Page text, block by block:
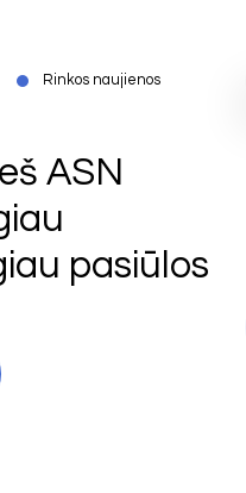
Rinkos naujienos
ASN
pasiūlos